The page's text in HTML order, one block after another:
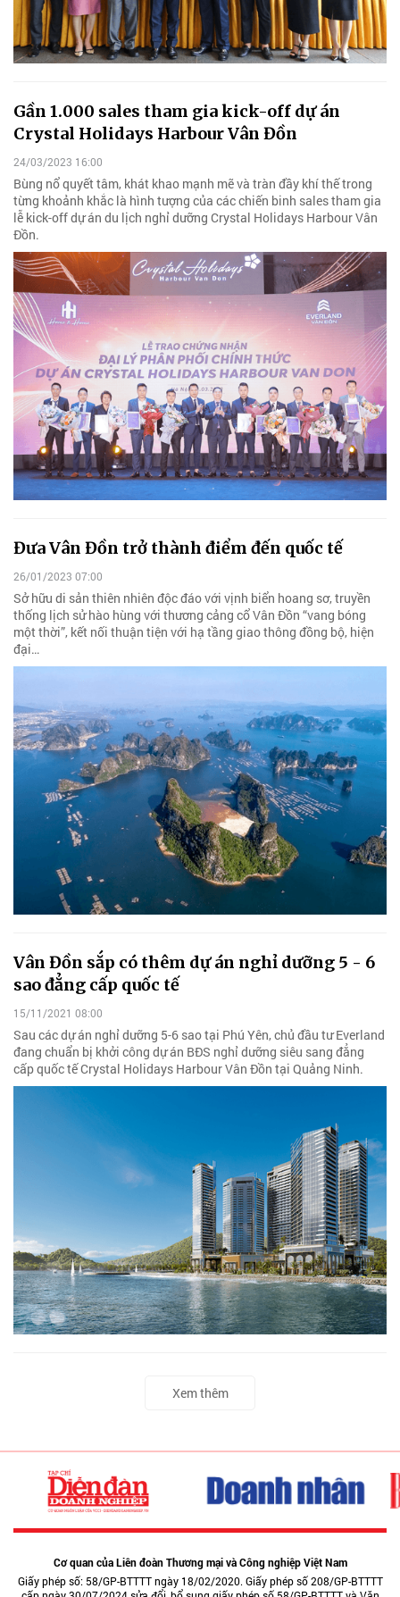
Gần 1.000 sales tham gia kick-off dự án
Crystal Holidays Harbour Vân Đồn
24/03/2023 16:00
Bùng nổ quyết tâm, khát khao mạnh mẽ và tràn đầy khí thế trong
từng khoảnh khắc là hình tượng của các chiến binh sales tham gia
lễ kick-off dự án du lịch nghỉ dưỡng Crystal Holidays Harbour Vân
Đồn.
Đưa Vân Đồn trở thành điểm đến quốc tế
26/01/2023 07:00
Sở hữu di sản thiên nhiên độc đáo với vịnh biển hoang sơ, truyền
thống lịch sử hào hùng với thương cảng cổ Vân Đồn “vang bóng
một thời”, kết nối thuận tiện với hạ tầng giao thông đồng bộ, hiện
đại…
Vân Đồn sắp có thêm dự án nghỉ dưỡng 5 - 6
sao đẳng cấp quốc tế
15/11/2021 08:00
Sau các dự án nghỉ dưỡng 5-6 sao tại Phú Yên, chủ đầu tư Everland
đang chuẩn bị khởi công dự án BĐS nghỉ dưỡng siêu sang đẳng
cấp quốc tế Crystal Holidays Harbour Vân Đồn tại Quảng Ninh.
Xem thêm
Cơ quan của Liên đoàn Thương mại và Công nghiệp Việt Nam
Giấy phép số: 58/GP-BTTTT ngày 18/02/2020. Giấy phép số 208/GP-BTTTT